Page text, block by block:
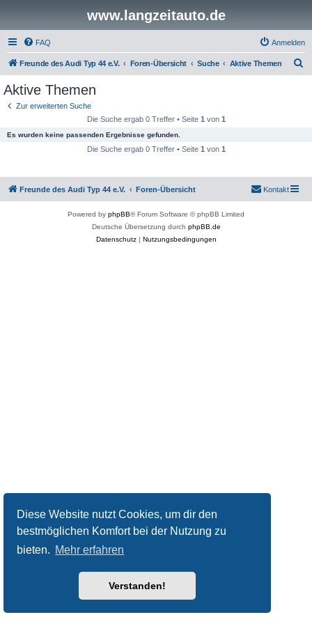
Diese Website nutzt Cookies, um dir den
bestmöglichen Komfort bei der Nutzung zu
bieten. Mehr erfahren
Verstanden!
www.langzeitauto.de
FAQ Anmelden
Freunde des Audi Typ 44 e.V. Foren-Übersicht Suche Aktive Themen
Aktive Themen
Zur erweiterten Suche
Die Suche ergab 0 Treffer • Seite 1 von 1
Es wurden keine passenden Ergebnisse gefunden.
Die Suche ergab 0 Treffer • Seite 1 von 1
Freunde des Audi Typ 44 e.V. Foren-Übersicht Kontakt
Powered by phpBB® Forum Software © phpBB Limited
Deutsche Übersetzung durch phpBB.de
Datenschutz| Nutzungsbedingungen